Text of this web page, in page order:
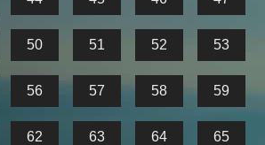
50 51 52 53
56 57 58 59
62 63 64 65